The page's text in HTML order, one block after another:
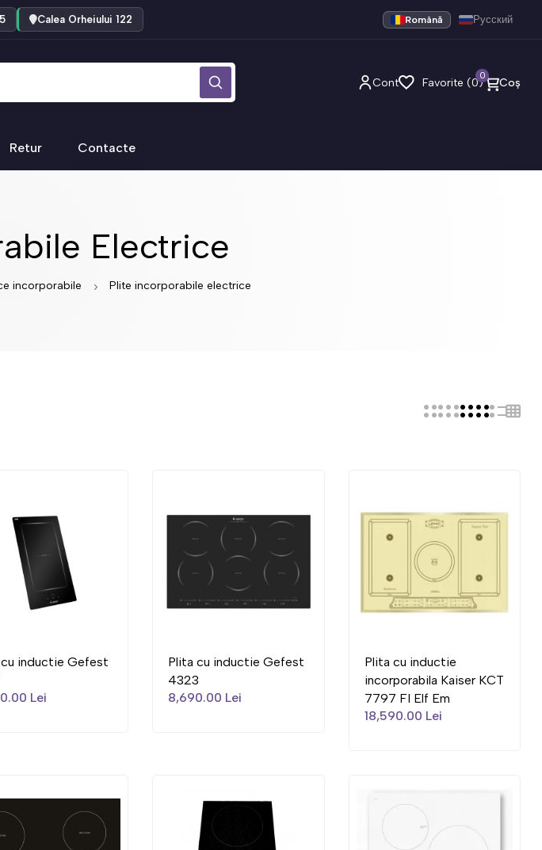
Calea Orheiului 122 Română Русский
Cont Favorite (0) Coș
0
Retur Contacte
Electrice
incorporabile Plite incorporabile electrice
inductie Gefest
Lei
Plita cu inductie Gefest
4323
8,690.00 Lei
Plita cu inductie
incorporabila Kaiser KCT
7797 FI Elf Em
18,590.00 Lei